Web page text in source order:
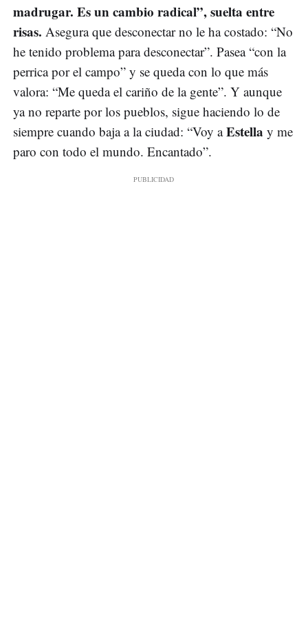
madrugar. Es un cambio radical”, suelta entre
risas. Asegura que desconectar no le ha costado: “No
he tenido problema para desconectar”. Pasea “con la
perrica por el campo” y se queda con lo que más
valora: “Me queda el cariño de la gente”. Y aunque
ya no reparte por los pueblos, sigue haciendo lo de
siempre cuando baja a la ciudad: “Voy aEstella y me
paro con todo el mundo. Encantado”.